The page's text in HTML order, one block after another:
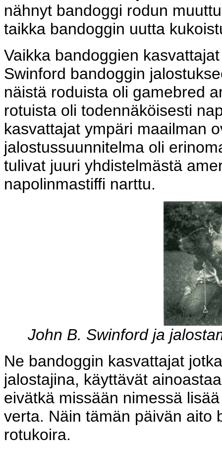
nähnyt bandoggi rodun
taikka bandoggin uutta
Vaikka bandoggien
Swinford bandoggin
näistä roduista oli gamebred
rotuista oli todennäköisesti
kasvattajat ympäri maailman
jalostussuunnitelma oli
tulivat juuri yhdistelmästä
napolinmastiffi narttu.
John B. Swinford ja
Ne bandoggin kasvattajat
jalostajina, käyttävät
eivätkä missään nimessä
verta. Näin tämän päivän aito
rotukoira.